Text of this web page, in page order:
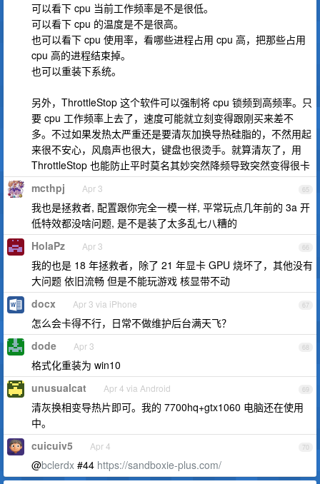
可以看下 cpu 当前工作频率是不是很低。
可以看下 cpu 的温度是不是很高。
也可以看下 cpu 使用率，看哪些进程占用 cpu 高，把那些占用
cpu 高的进程结束掉。
也可以重装下系统。
另外，ThrottleStop 这个软件可以强制将 cpu 锁频到高频率。只
要 cpu 工作频率上去了，速度可能就立刻变得跟刚买来差不
多。不过如果发热太严重还是要清灰加换导热硅脂的，不然用起
来很不安心，风扇声也很大，键盘也很烫手。就算清灰了，用
ThrottleStop 也能防止平时莫名其妙突然降频导致突然变得很卡
65
mcthpj Apr 3
我也是拯救者, 配置跟你完全一模一样, 平常玩点几年前的 3a 开
低特效都没啥问题, 是不是装了太多乱七八糟的
66
HolaPz Apr 3
我的也是 18 年拯救者，除了 21 年显卡 GPU 烧坏了，其他没有
大问题 依旧流畅 但是不能玩游戏 核显带不动
67
docx Apr 3 via iPhone
怎么会卡得不行，日常不做维护后台满天飞？
68
dode Apr 3
格式化重装为 win10
69
unusualcat Apr 4 via Android
清灰换相变导热片即可。我的 7700hq+gtx1060 电脑还在使用
中。
70
cuicuiv5 Apr 4
@bclerdx #44 https://sandboxie-plus.com/